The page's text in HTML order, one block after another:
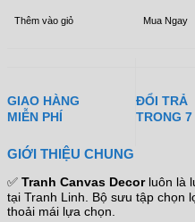
Thêm vào giỏ Mua Ngay
GIAO HÀNG
MIỄN PHÍ
ĐỔI TRẢ
TRONG 7
GIỚI THIỆU CHUNG
✅ Tranh Canvas Decor luôn là
tại Tranh Linh. Bộ sưu tập chọn
thoải mái lựa chọn.